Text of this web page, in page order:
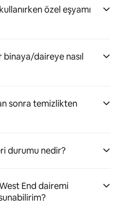
özel eşyamı
daireye nasıl
sonra temizlikten
durumu nedir?
End dairemi